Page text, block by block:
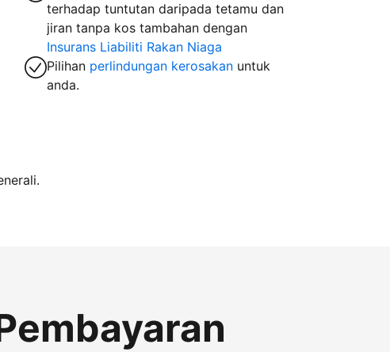
terhadap tuntutan daripada tetamu dan
jiran tanpa kos tambahan dengan
Insurans Liabiliti Rakan Niaga
Pilihan perlindungan kerosakan untuk
anda.